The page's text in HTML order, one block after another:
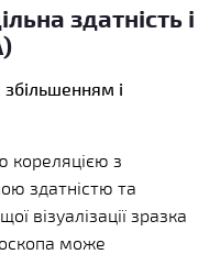
здатність і
збільшенням і
кореляцією з
здатністю та
візуалізації зразка
може